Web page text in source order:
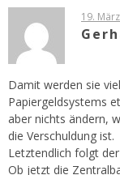
19.
Damit werden sie
Papiergeldsystems
aber nichts ändern,
die Verschuldung ist.
Letztendlich folgt
Ob jetzt die